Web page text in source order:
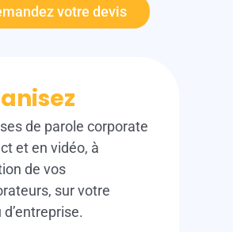
votre devis
de parole corporate
et en vidéo, à
de vos
sur votre
d’entreprise.